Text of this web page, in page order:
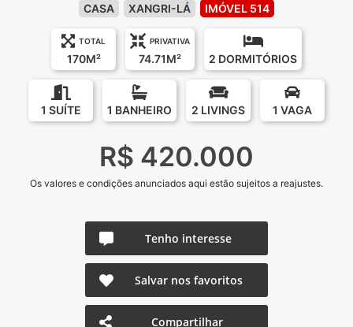
CASA XANGRI-LÁ IMÓVEL 514
TOTAL
170M²
PRIVATIVA
74.71M² 2 DORMITÓRIOS
1 SUÍTE 1 BANHEIRO 2 LIVINGS 1 VAGA
R$ 420.000
Os valores e condições anunciados aqui estão sujeitos a reajustes.
Tenho interesse
Salvar nos favoritos
Compartilhar